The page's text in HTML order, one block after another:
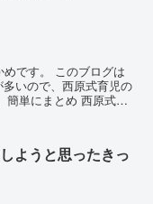
です。 このブログは
いので、西原式育児の
簡単にまとめ 西原式育
ようと思ったきっ